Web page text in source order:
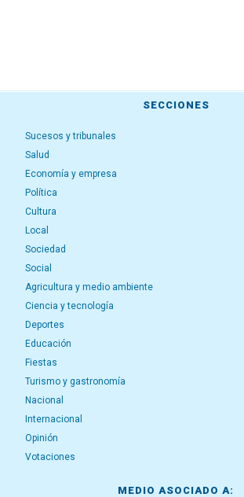
SECCIONES
Sucesos y tribunales
Salud
Economía y empresa
Política
Cultura
Local
Sociedad
Social
Agricultura y medio ambiente
Ciencia y tecnología
Deportes
Educación
Fiestas
Turismo y gastronomía
Nacional
Internacional
Opinión
Votaciones
MEDIO ASOCIADO A: